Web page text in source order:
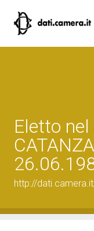
Eletto
http://